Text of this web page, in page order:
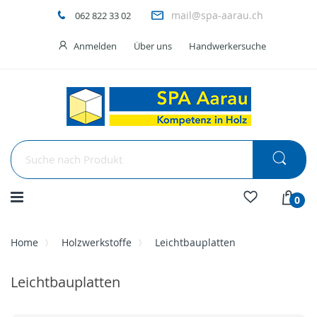
062 822 33 02 mail@spa-aarau.ch
Anmelden Über uns Handwerkersuche
Menü
0
Home Holzwerkstoffe Leichtbauplatten
Leichtbauplatten